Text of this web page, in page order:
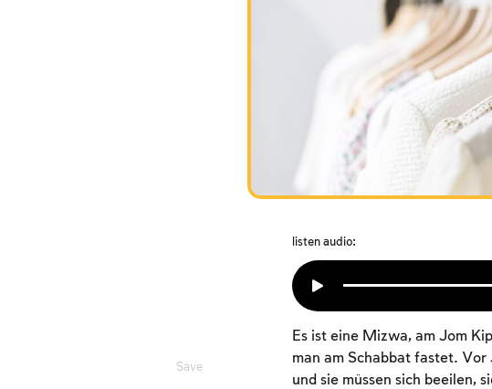
listen audio:
Save
Es ist eine Mizwa, am Jom
man am Schabbat fastet. Vor
und sie müssen sich beeilen,